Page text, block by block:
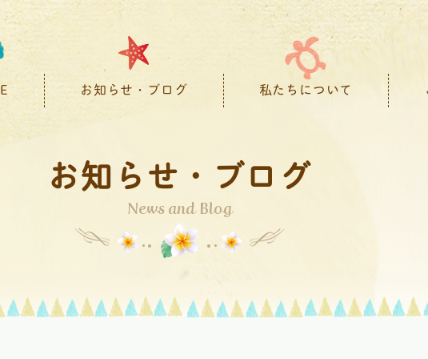
お知らせ・ブログ 私たちについて
お知らせ・ブログ
News and Blog